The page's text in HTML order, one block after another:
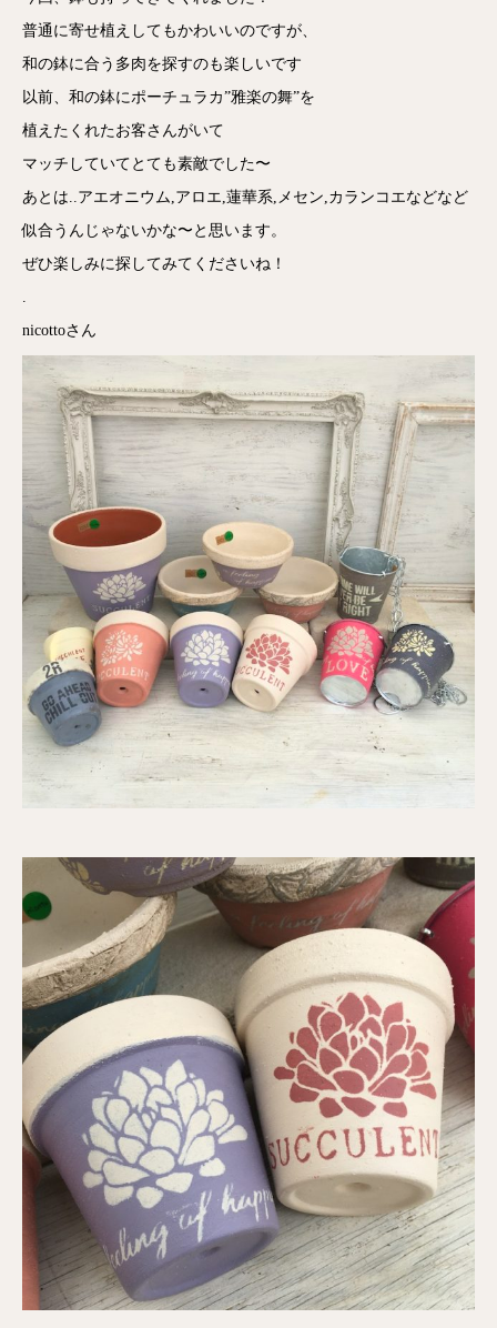
普通に寄せ植えしてもかわいいのですが、
和の鉢に合う多肉を探すのも楽しいです
以前、和の鉢にポーチュラカ”雅楽の舞”を
植えたくれたお客さんがいて
マッチしていてとても素敵でした〜
あとは..アエオニウム,アロエ,蓮華系,メセン,カランコエなどなど
似合うんじゃないかな〜と思います。
ぜひ楽しみに探してみてくださいね！
.
nicottoさん